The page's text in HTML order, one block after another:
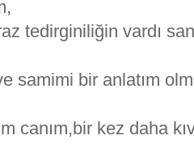
tedirginiliğin vardı
samimi bir anlatım
canım,bir kez daha